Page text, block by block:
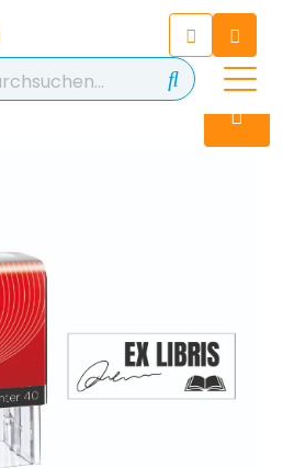
Sie 24/7 mit unserem
Chatbot
0480 403